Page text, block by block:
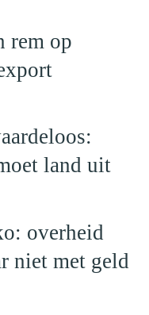
rem op
land uit
overheid
niet met geld